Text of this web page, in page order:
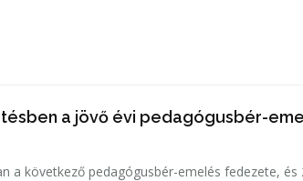
a jövő évi pedagógusbér-
a következő pedagógusbér-emelés fedezete, és